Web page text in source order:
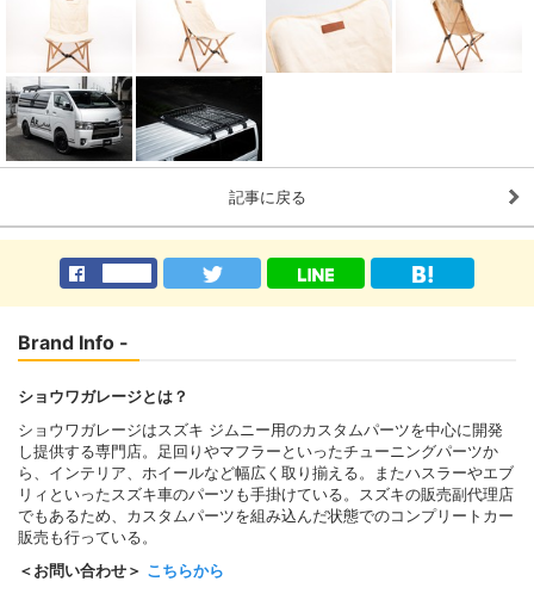
記事に戻る
Brand Info -
ショウワガレージとは？
ショウワガレージはスズキ ジムニー用のカスタムパーツを中心に開発
し提供する専門店。足回りやマフラーといったチューニングパーツか
ら、インテリア、ホイールなど幅広く取り揃える。またハスラーやエブ
リィといったスズキ車のパーツも手掛けている。スズキの販売副代理店
でもあるため、カスタムパーツを組み込んだ状態でのコンプリートカー
販売も行っている。
＜お問い合わせ＞ こちらから